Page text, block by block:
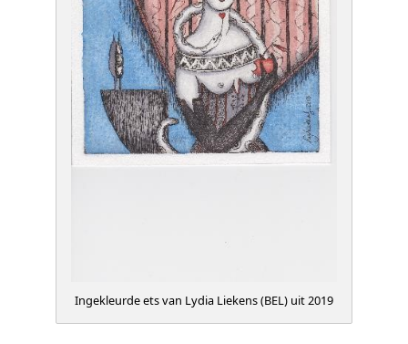
Ingekleurde ets van Lydia Liekens (BEL) uit 2019